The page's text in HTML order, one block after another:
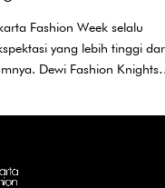
Fashion Week selalu
yang lebih tinggi
Dewi Fashion Knights